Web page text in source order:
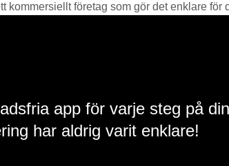
kommersiellt företag som gör det enklare för
app för varje steg på
har aldrig varit enklare!